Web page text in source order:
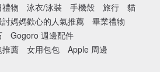
物 泳衣/泳裝 手機殼 旅行
貓
媽媽歡心的人氣推薦
畢業禮物
Gogoro 週邊配件
推薦
女用包包
Apple 周邊